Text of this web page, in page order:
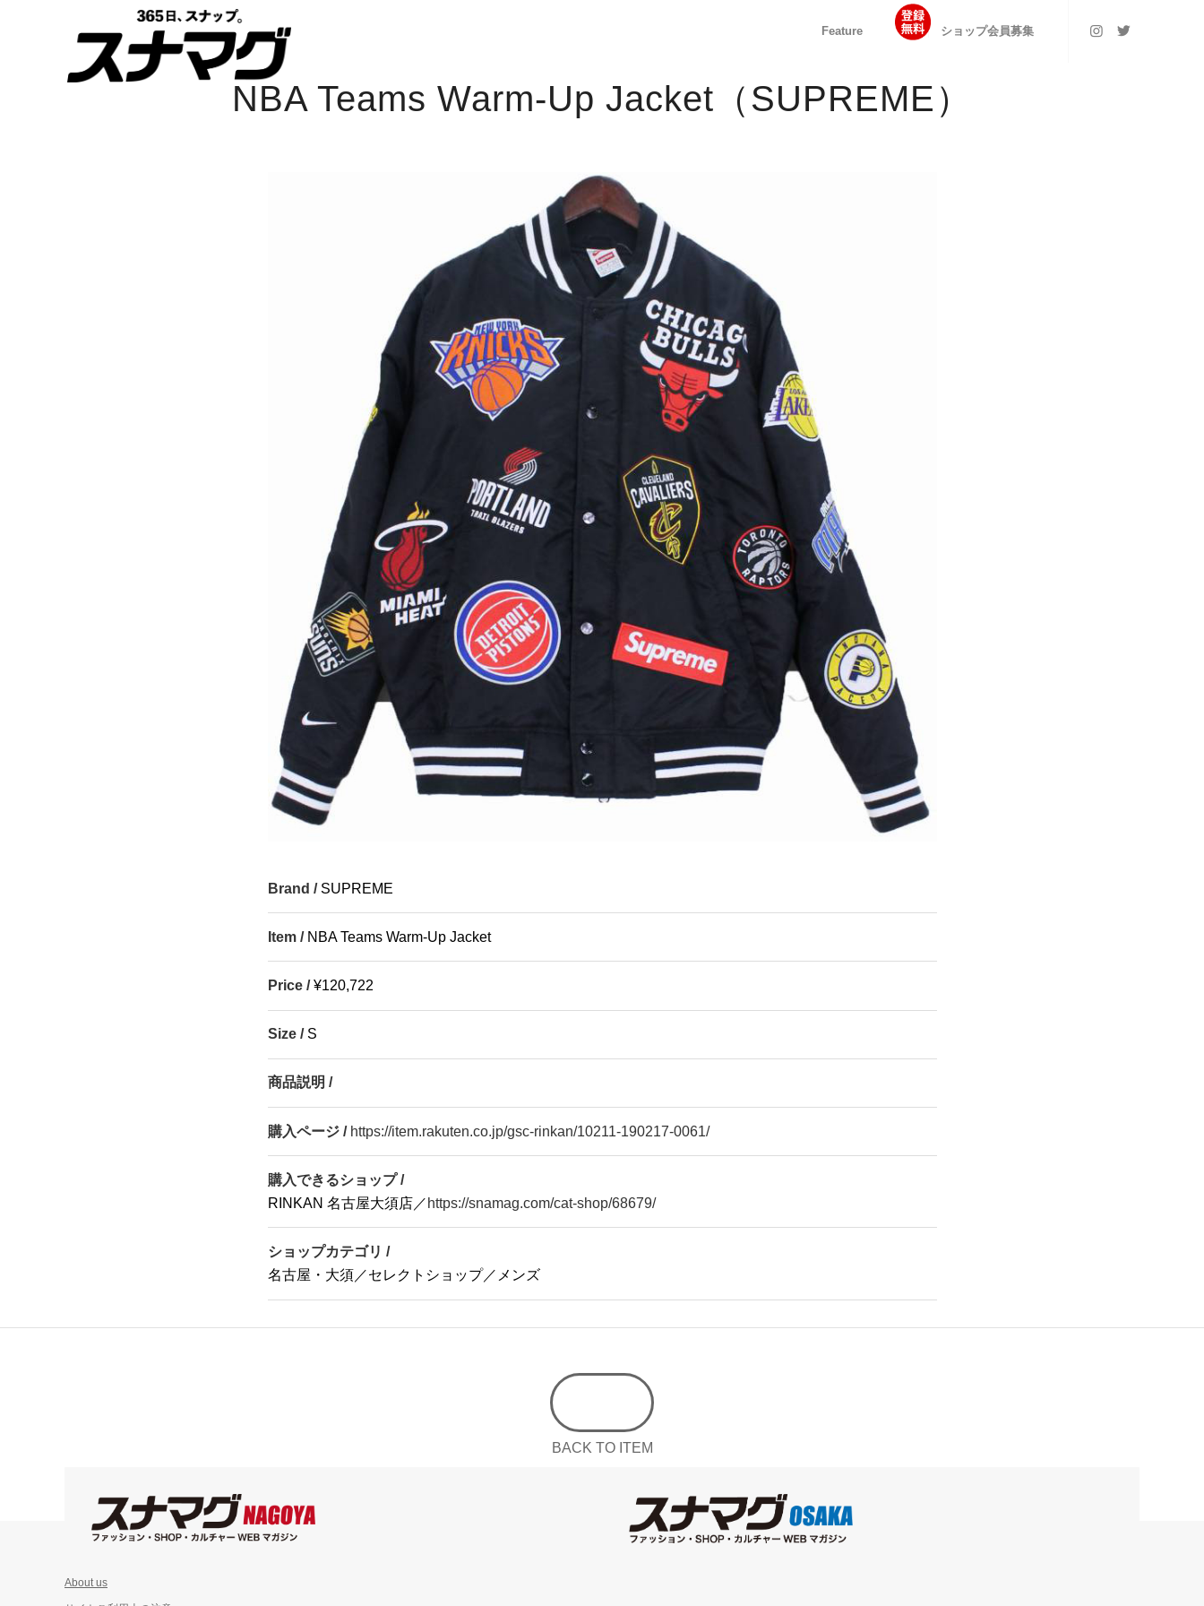
Feature ショップ会員募集
NBA Teams Warm-Up Jacket（SUPREME）
Brand / SUPREME
Item / NBA Teams Warm-Up Jacket
Price /¥120,722
Size / S
商品説明 /
購入ページ / https://item.rakuten.co.jp/gsc-rinkan/10211-190217-0061/
購入できるショップ /
RINKAN 名古屋大須店／ https://snamag.com/cat-shop/68679/
ショップカテゴリ /
名古屋・大須／セレクトショップ／メンズ
BACK TO ITEM
About us